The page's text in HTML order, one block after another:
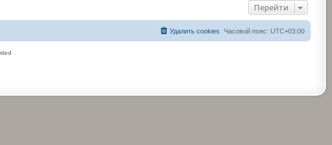
Перейти
Часовой пояс: UTC+03:00
Удалить cookies